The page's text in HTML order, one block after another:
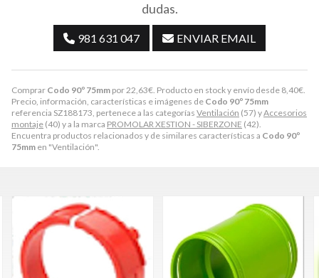
Comprar Codo 90º 75mm por22,63€. Producto en stock y envío desde 8,40€.
Precio, información, características e imágenes de Codo 90º 75mm
referencia SZ188173, pertenece a las categorías Ventilación (57) yAccesorios
montaje (40) y a la marca PROMOLAR XESTION - SIBERZONE (42).
Encuentra productos relacionados y de similares características a Codo 90º
75mm en "Ventilación".
dudas.
981 631 047 ENVIAR EMAIL